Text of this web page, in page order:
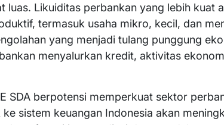
Likuiditas perbankan yang lebih kuat
termasuk usaha mikro, kecil, dan
yang menjadi tulang punggung
menyalurkan kredit, aktivitas
SDA berpotensi memperkuat sektor
sistem keuangan Indonesia akan